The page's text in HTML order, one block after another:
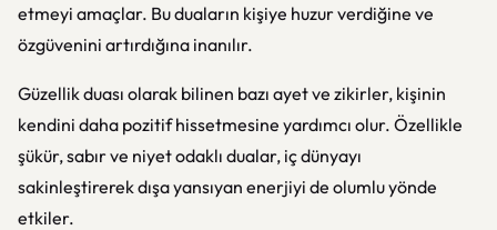
etmeyi amaçlar. Bu duaların kişiye huzur verdiğine ve
özgüvenini artırdığına inanılır.
Güzellik duası olarak bilinen bazı ayet ve zikirler, kişinin
kendini daha pozitif hissetmesine yardımcı olur. Özellikle
şükür, sabır ve niyet odaklı dualar, iç dünyayı
sakinleştirerek dışa yansıyan enerjiyi de olumlu yönde
etkiler.